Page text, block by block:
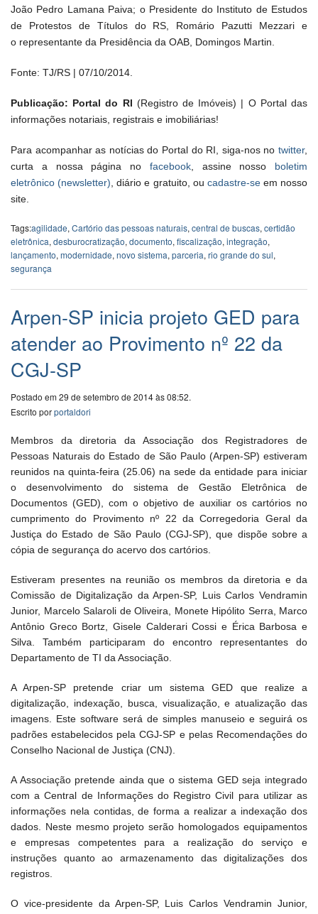
João Pedro Lamana Paiva; o Presidente do Instituto de Estudos
de Protestos de Títulos do RS, Romário Pazutti Mezzari e
o representante da Presidência da OAB, Domingos Martin.
Fonte: TJ/RS | 07/10/2014.
Publicação: Portal do RI (Registro de Imóveis) | O Portal das
informações notariais, registrais e imobiliárias!
Para acompanhar as notícias do Portal do RI, siga-nos no twitter,
curta a nossa página no facebook, assine nosso boletim
eletrônico (newsletter) , diário e gratuito, ou cadastre-seem nosso
site.
Tags:agilidade, Cartório das pessoas naturais, central de buscas, certidão
eletrônica, desburocratização, documento, fiscalização, integração,
lançamento, modernidade, novo sistema, parceria, rio grande do sul,
segurança
Arpen-SP inicia projeto GED para
atender ao Provimento nº 22 da
CGJ-SP
Postado em 29 de setembro de 2014 às 08:52.
Escrito porportaldori
Membros da diretoria da Associação dos Registradores de
Pessoas Naturais do Estado de São Paulo (Arpen-SP) estiveram
reunidos na quinta-feira (25.06) na sede da entidade para iniciar
o desenvolvimento do sistema de Gestão Eletrônica de
Documentos (GED), com o objetivo de auxiliar os cartórios no
cumprimento do Provimento nº 22 da Corregedoria Geral da
Justiça do Estado de São Paulo (CGJ-SP), que dispõe sobre a
cópia de segurança do acervo dos cartórios.
Estiveram presentes na reunião os membros da diretoria e da
Comissão de Digitalização da Arpen-SP, Luis Carlos Vendramin
Junior, Marcelo Salaroli de Oliveira, Monete Hipólito Serra, Marco
Antônio Greco Bortz, Gisele Calderari Cossi e Érica Barbosa e
Silva. Também participaram do encontro representantes do
Departamento de TI da Associação.
A Arpen-SP pretende criar um sistema GED que realize a
digitalização, indexação, busca, visualização, e atualização das
imagens. Este software será de simples manuseio e seguirá os
padrões estabelecidos pela CGJ-SP e pelas Recomendações do
Conselho Nacional de Justiça (CNJ).
A Associação pretende ainda que o sistema GED seja integrado
com a Central de Informações do Registro Civil para utilizar as
informações nela contidas, de forma a realizar a indexação dos
dados. Neste mesmo projeto serão homologados equipamentos
e empresas competentes para a realização do serviço e
instruções quanto ao armazenamento das digitalizações dos
registros.
O vice-presidente da Arpen-SP, Luis Carlos Vendramin Junior,